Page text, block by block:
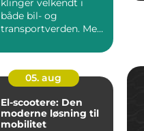
både bil- og
transportverden. Med
05. aug
El-scootere: Den
moderne løsning til
mobilitet